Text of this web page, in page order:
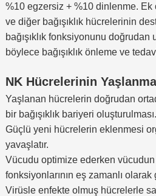
%10 egzersiz + %10 dinlenme.
ve diğer bağışıklık hücrelerinin
bağışıklık fonksiyonunu
böylece bağışıklık önleme ve
NK Hücrelerinin
Yaşlanan hücrelerin doğrudan
bir bağışıklık bariyeri oluşturulması.
Güçlü yeni hücrelerin eklenmesi
yavaşlatır.
Vücudu optimize ederken vücudun
fonksiyonlarının eş zamanlı
Virüsle enfekte olmuş hücrelerle